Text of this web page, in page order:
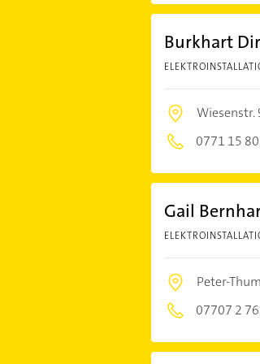
Burkhart
Wiesenstr.
0771 15
Gail
Peter-
07707 2 76